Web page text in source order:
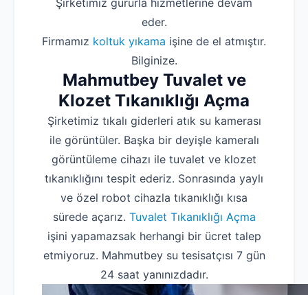
Şirketimiz gururla hizmetlerine devam
eder.
Firmamız koltuk yıkama işine de el atmıştır.
Bilginize.
Mahmutbey Tuvalet ve
Klozet Tıkanıklığı Açma
Şirketimiz tıkalı giderleri atık su kamerası
ile görüntüler. Başka bir deyişle kameralı
görüntüleme cihazı ile tuvalet ve klozet
tıkanıklığını tespit ederiz. Sonrasında yaylı
ve özel robot cihazla tıkanıklığı kısa
sürede açarız. Tuvalet Tıkanıklığı Açma
işini yapamazsak herhangi bir ücret talep
etmiyoruz. Mahmutbey su tesisatçısı 7 gün
24 saat yanınızdadır.